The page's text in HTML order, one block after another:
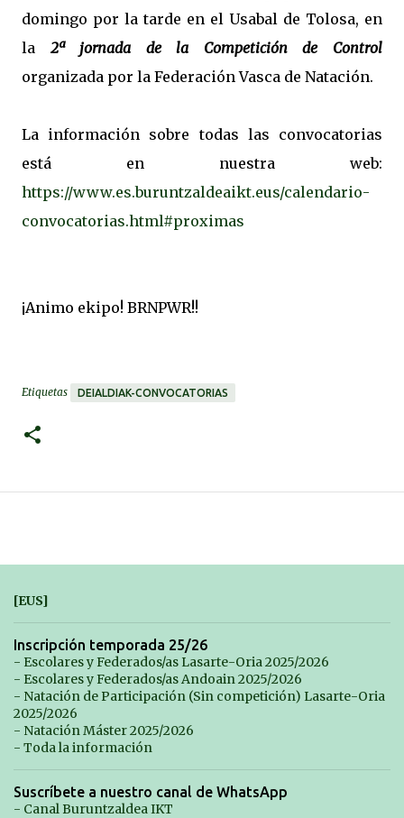
domingo por la tarde en el Usabal de Tolosa, en
la 2ª jornada de la Competición de Control
organizada por la Federación Vasca de Natación.
La información sobre todas las convocatorias
está en nuestra web:
https://www.es.buruntzaldeaikt.eus/calendario-
convocatorias.html#proximas
¡Animo ekipo! BRNPWR!!
Etiquetas DEIALDIAK-CONVOCATORIAS
[EUS]
Inscripción temporada 25/26
- Escolares y Federados/as Lasarte-Oria 2025/2026
- Escolares y Federados/as Andoain 2025/2026
- Natación de Participación (Sin competición) Lasarte-Oria
2025/2026
- Natación Máster 2025/2026
- Toda la información
Suscríbete a nuestro canal de WhatsApp
- Canal Buruntzaldea IKT